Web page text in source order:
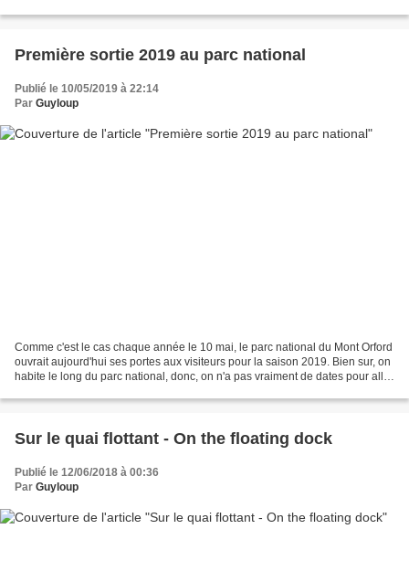
Première sortie 2019 au parc national
Publié le 10/05/2019 à 22:14
Par Guyloup
Comme c'est le cas chaque année le 10 mai, le parc national du Mont Orford
ouvrait aujourd'hui ses portes aux visiteurs pour la saison 2019. Bien sur, on
habite le long du parc national, donc, on n'a pas vraiment de dates pour aller
Sur le quai flottant - On the floating dock
Publié le 12/06/2018 à 00:36
Par Guyloup